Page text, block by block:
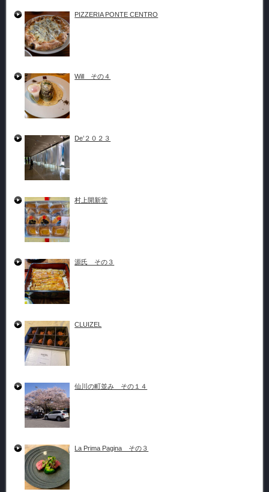
PIZZERIA PONTE CENTRO
Will その４
De’２０２３
村上開新堂
源氏 その３
CLUIZEL
仙川の町並み その１４
La Prima Pagina その３